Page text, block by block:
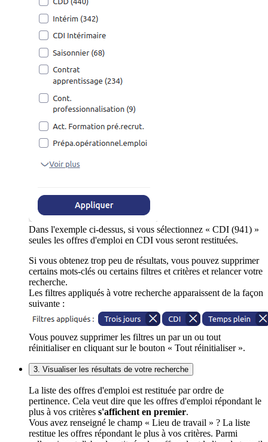
Dans l'exemple ci-dessus, si vous sélectionnez « CDI (941) »
seules les offres d'emploi en CDI vous seront restituées.
Si vous obtenez trop peu de résultats, vous pouvez supprimer
certains mots-clés ou certains filtres et critères et relancer votre
recherche.
Les filtres appliqués à votre recherche apparaissent de la façon
suivante :
Vous pouvez supprimer les filtres un par un ou tout
réinitialiser en cliquant sur le bouton « Tout réinitialiser ».
3. Visualiser les résultats de votre recherche
La liste des offres d'emploi est restituée par ordre de
pertinence. Cela veut dire que les offres d'emploi répondant le
plus à vos critères s'affichent en premier.
Vous avez renseigné le champ « Lieu de travail » ? La liste
restitue les offres répondant le plus à vos critères. Parmi